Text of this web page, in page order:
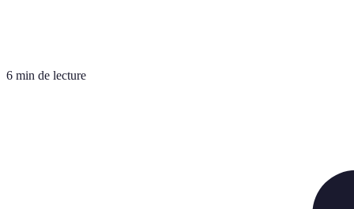
6 min de lecture